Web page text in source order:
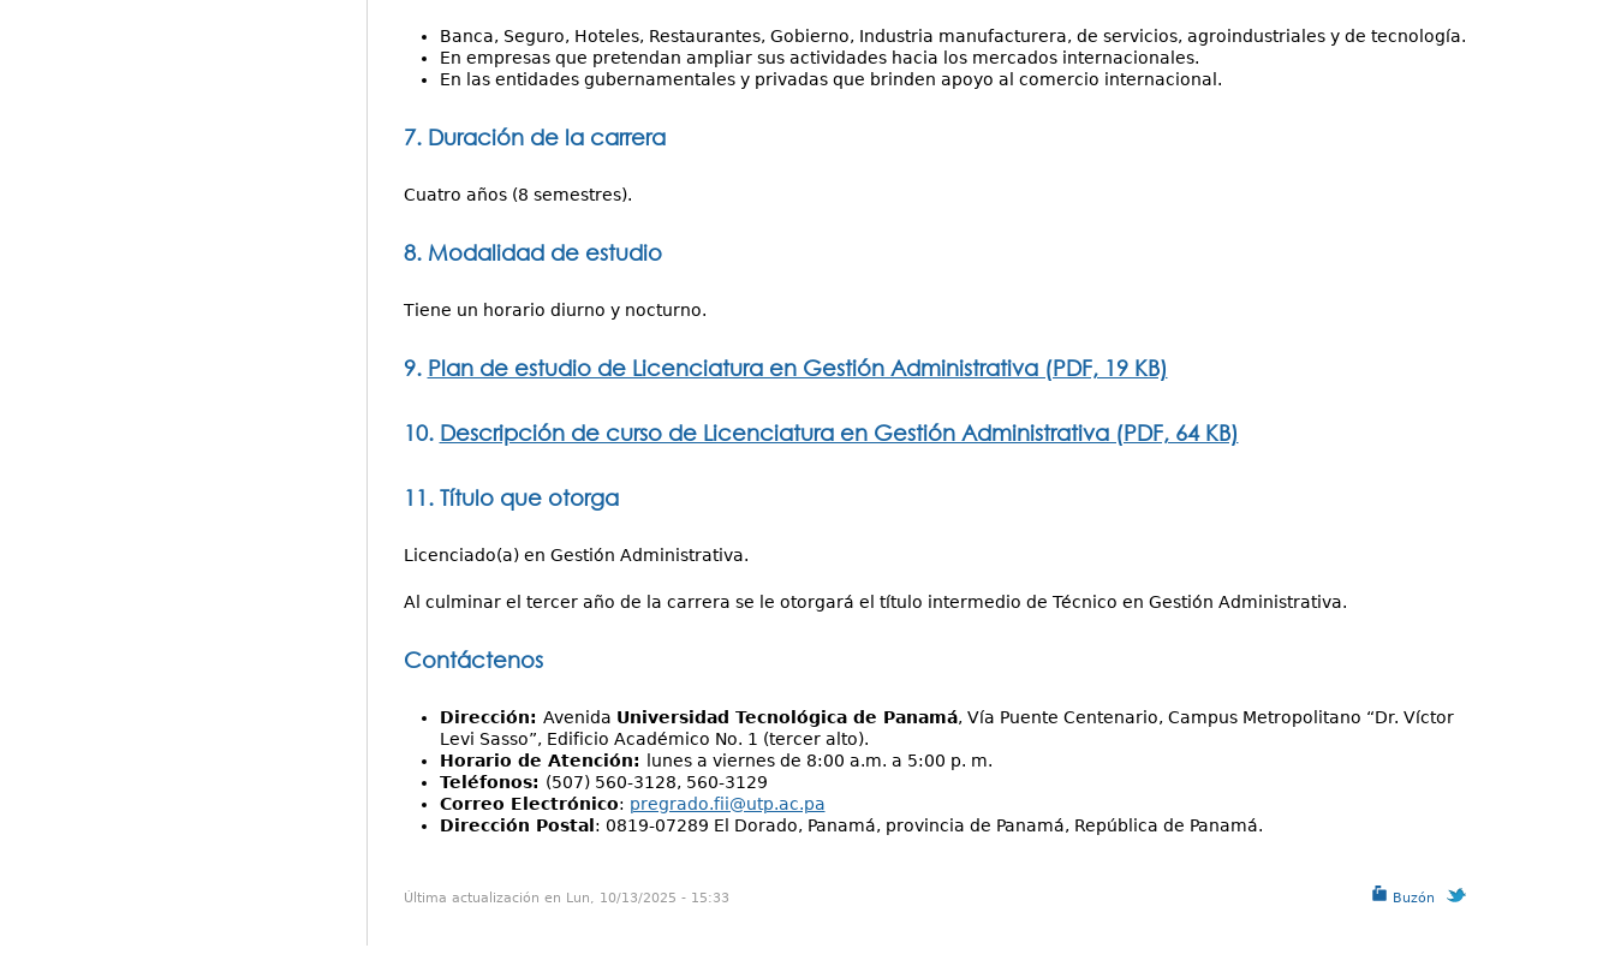
Banca, Seguro, Hoteles, Restaurantes, Gobierno, Industria manufacturera, de servicios, agroindustriales y de tecnología.
En empresas que pretendan ampliar sus actividades hacia los mercados internacionales.
En las entidades gubernamentales y privadas que brinden apoyo al comercio internacional.
7. Duración de la carrera
Cuatro años (8 semestres).
8. Modalidad de estudio
Tiene un horario diurno y nocturno.
9. Plan de estudio de Licenciatura en Gestión Administrativa (PDF, 19 KB)
10. Descripción de curso de Licenciatura en Gestión Administrativa (PDF, 64 KB)
11. Título que otorga
Licenciado(a) en Gestión Administrativa.
Al culminar el tercer año de la carrera se le otorgará el título intermedio de Técnico en Gestión Administrativa.
Contáctenos
Dirección: Avenida Universidad Tecnológica de Panamá, Vía Puente Centenario, Campus Metropolitano “Dr. Víctor
Levi Sasso”, Edificio Académico No. 1 (tercer alto).
Horario de Atención:
lunes a viernes de 8:00 a.m. a 5:00 p. m.
Teléfonos: (507) 560-3128, 560-3129
Correo Electrónico: pregrado.fii@utp.ac.pa
Dirección Postal : 0819-07289 El Dorado, Panamá, provincia de Panamá, República de Panamá.
Buzón
Última actualización en Lun, 10/13/2025 - 15:33